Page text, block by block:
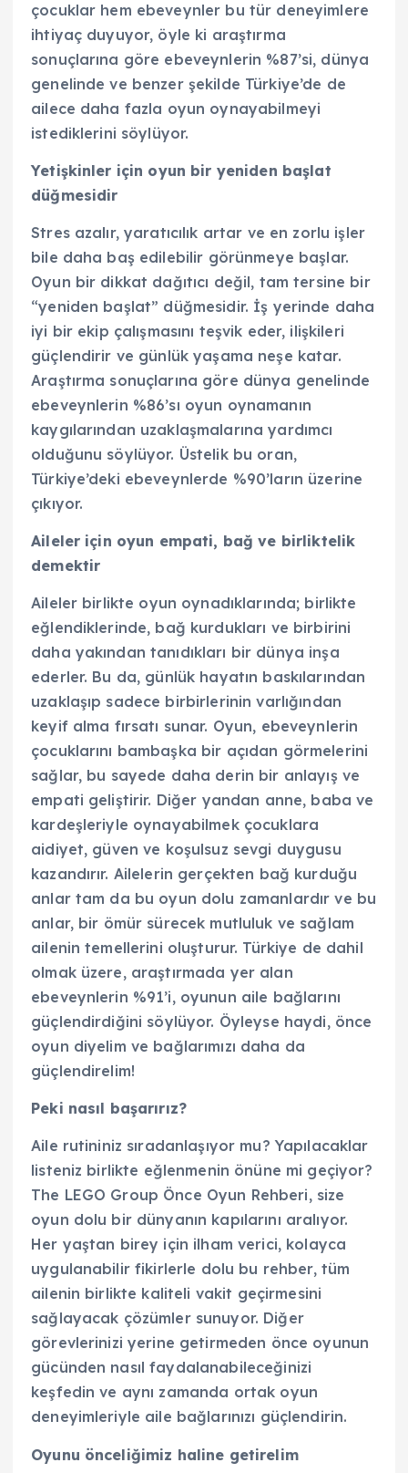
çocuklar hem ebeveynler bu tür deneyimlere
ihtiyaç duyuyor, öyle ki araştırma
sonuçlarına göre ebeveynlerin %87’si, dünya
genelinde ve benzer şekilde Türkiye’de de
ailece daha fazla oyun oynayabilmeyi
istediklerini söylüyor.
Yetişkinler için oyun bir yeniden başlat
düğmesidir
Stres azalır, yaratıcılık artar ve en zorlu işler
bile daha baş edilebilir görünmeye başlar.
Oyun bir dikkat dağıtıcı değil, tam tersine bir
“yeniden başlat” düğmesidir. İş yerinde daha
iyi bir ekip çalışmasını teşvik eder, ilişkileri
güçlendirir ve günlük yaşama neşe katar.
Araştırma sonuçlarına göre dünya genelinde
ebeveynlerin %86’sı oyun oynamanın
kaygılarından uzaklaşmalarına yardımcı
olduğunu söylüyor. Üstelik bu oran,
Türkiye’deki ebeveynlerde %90’ların üzerine
çıkıyor.
Aileler için oyun empati, bağ ve birliktelik
demektir
Aileler birlikte oyun oynadıklarında; birlikte
eğlendiklerinde, bağ kurdukları ve birbirini
daha yakından tanıdıkları bir dünya inşa
ederler. Bu da, günlük hayatın baskılarından
uzaklaşıp sadece birbirlerinin varlığından
keyif alma fırsatı sunar. Oyun, ebeveynlerin
çocuklarını bambaşka bir açıdan görmelerini
sağlar, bu sayede daha derin bir anlayış ve
empati geliştirir. Diğer yandan anne, baba ve
kardeşleriyle oynayabilmek çocuklara
aidiyet, güven ve koşulsuz sevgi duygusu
kazandırır. Ailelerin gerçekten bağ kurduğu
anlar tam da bu oyun dolu zamanlardır ve bu
anlar, bir ömür sürecek mutluluk ve sağlam
ailenin temellerini oluşturur. Türkiye de dahil
olmak üzere, araştırmada yer alan
ebeveynlerin %91’i, oyunun aile bağlarını
güçlendirdiğini söylüyor. Öyleyse haydi, önce
oyun diyelim ve bağlarımızı daha da
güçlendirelim!
Peki nasıl başarırız?
Aile rutininiz sıradanlaşıyor mu? Yapılacaklar
listeniz birlikte eğlenmenin önüne mi geçiyor?
The LEGO Group Önce Oyun Rehberi, size
oyun dolu bir dünyanın kapılarını aralıyor.
Her yaştan birey için ilham verici, kolayca
uygulanabilir fikirlerle dolu bu rehber, tüm
ailenin birlikte kaliteli vakit geçirmesini
sağlayacak çözümler sunuyor. Diğer
görevlerinizi yerine getirmeden önce oyunun
gücünden nasıl faydalanabileceğinizi
keşfedin ve aynı zamanda ortak oyun
deneyimleriyle aile bağlarınızı güçlendirin.
Oyunu önceliğimiz haline getirelim